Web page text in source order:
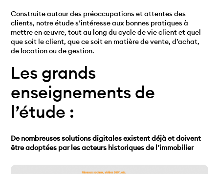
Construite autour des préoccupations et attentes des
clients, notre étude s’intéresse aux bonnes pratiques à
mettre en œuvre, tout au long du cycle de vie client et quel
que soit le client, que ce soit en matière de vente, d’achat,
de location ou de gestion.
Les grands
enseignements de
l’étude :
De nombreuses solutions digitales existent déjà et doivent
être adoptées par les acteurs historiques de l’immobilier